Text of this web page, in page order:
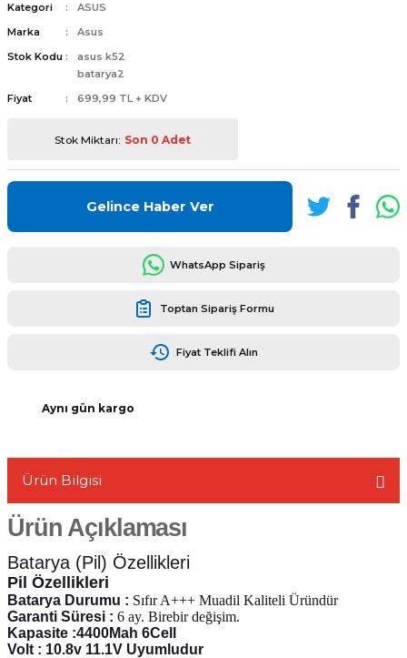
Kategori
ASUS
Marka
Asus
Stok Kodu
asus k52
batarya2
Fiyat
699,99 TL + KDV
Stok Miktarı: Son 0 Adet
Gelince Haber Ver
WhatsApp Sipariş
Toptan Sipariş Formu
Fiyat Teklifi Alın
Aynı gün kargo
Ürün Bilgisi
Ürün Açıklaması
Batarya (Pil) Özellikleri
Pil Özellikleri
Batarya Durumu : Sıfır A+++ Muadil Kaliteli Üründür
Garanti Süresi : 6 ay. Birebir değişim.
Kapasite :4400Mah 6Cell
Volt : 10.8v 11.1V Uyumludur